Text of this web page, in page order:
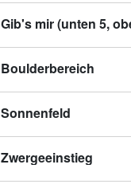
Gib's mir (unten 5,
Boulderbereich
Sonnenfeld
Zwergeeinstieg